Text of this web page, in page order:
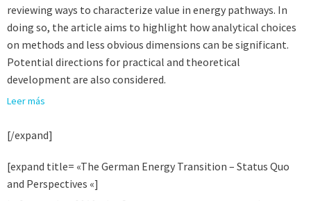
reviewing ways to characterize value in energy pathways. In
doing so, the article aims to highlight how analytical choices
on methods and less obvious dimensions can be significant.
Potential directions for practical and theoretical
development are also considered.
Leer más
[/expand]
[expand title= «The German Energy Transition – Status Quo
and Perspectives «]